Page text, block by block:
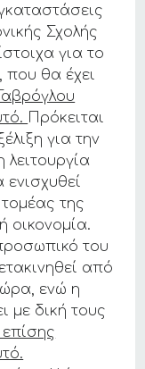
Σχολής
για το
που θα έχει
Πρόκειται
για την
λειτουργία
της
οικονομία.
του
από
ενώ η
με δική τους